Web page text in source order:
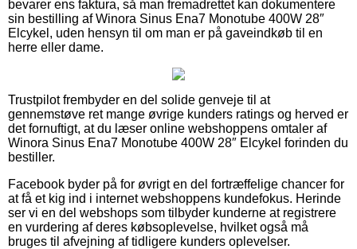
bevarer ens faktura, så man fremadrettet kan dokumentere
sin bestilling af Winora Sinus Ena7 Monotube 400W 28″
Elcykel, uden hensyn til om man er på gaveindkøb til en
herre eller dame.
Trustpilot frembyder en del solide genveje til at
gennemstøve ret mange øvrige kunders ratings og herved er
det fornuftigt, at du læser online webshoppens omtaler af
Winora Sinus Ena7 Monotube 400W 28″ Elcykel forinden du
bestiller.
Facebook byder på for øvrigt en del fortræffelige chancer for
at få et kig ind i internet webshoppens kundefokus. Herinde
ser vi en del webshops som tilbyder kunderne at registrere
en vurdering af deres købsoplevelse, hvilket også må
bruges til afvejning af tidligere kunders oplevelser.